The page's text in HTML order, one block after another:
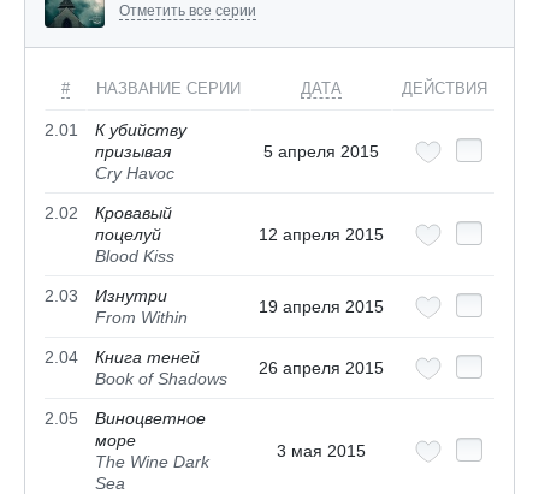
Отметить все серии
# НАЗВАНИЕ СЕРИИ ДАТА ДЕЙСТВИЯ
2.01
К убийству
призывая
Cry Havoc
5 апреля 2015
2.02
Кровавый
поцелуй
Blood Kiss
12 апреля 2015
2.03
Изнутри
From Within
19 апреля 2015
2.04
Книга теней
Book of Shadows
26 апреля 2015
2.05
Виноцветное
море
The Wine Dark
Sea
3 мая 2015